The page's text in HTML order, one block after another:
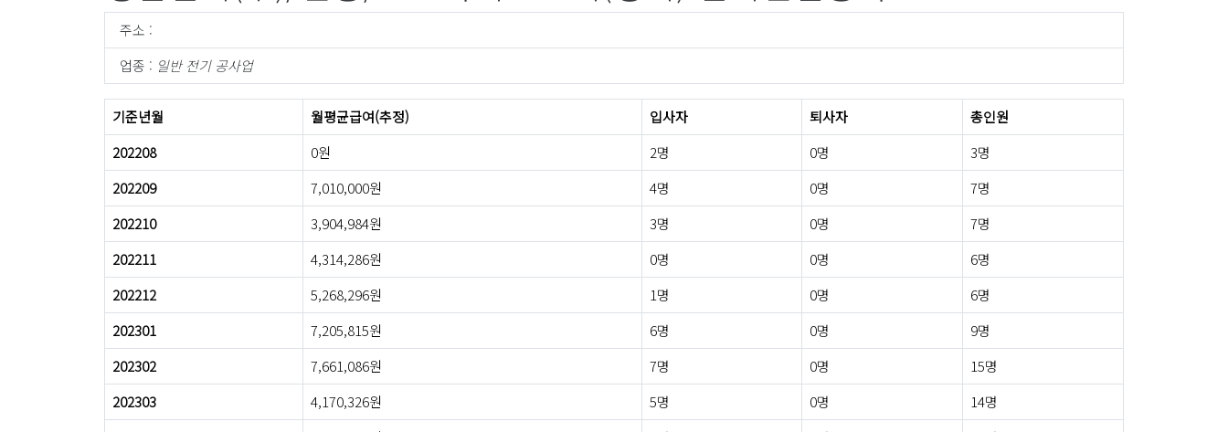
주소 :
업종 : 일반 전기 공사업
기준년월 월평균급여(추정) 입사자 퇴사자
총인원
202208
0원 2명 0명
3명
202209
7,010,000원 4명 0명
7명
202210
3,904,984원 3명 0명
7명
202211
4,314,286원 0명 0명
6명
202212
5,268,296원 1명 0명
6명
202301
7,205,815원 6명 0명
9명
202302
7,661,086원 7명 0명
15명
202303
4,170,326원 5명 0명
14명